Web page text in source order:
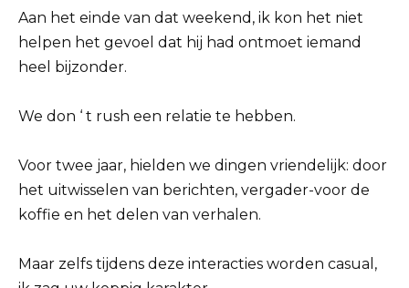
Aan het einde van dat weekend, ik kon het niet
helpen het gevoel dat hij had ontmoet iemand
heel bijzonder.
We don ‘ t rush een relatie te hebben.
Voor twee jaar, hielden we dingen vriendelijk: door
het uitwisselen van berichten, vergader-voor de
koffie en het delen van verhalen.
Maar zelfs tijdens deze interacties worden casual,